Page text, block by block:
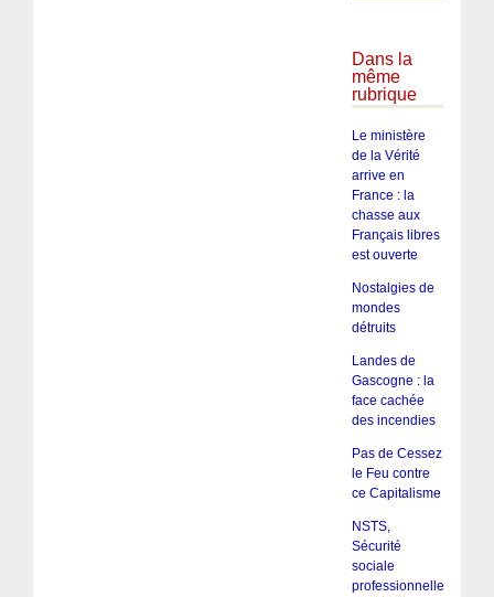
Dans la
même
rubrique
Le ministère
de la Vérité
arrive en
France : la
chasse aux
Français libres
est ouverte
Nostalgies de
mondes
détruits
Landes de
Gascogne : la
face cachée
des incendies
Pas de Cessez
le Feu contre
ce Capitalisme
NSTS,
Sécurité
sociale
professionnelle